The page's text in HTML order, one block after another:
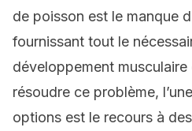
de poisson est le manque
fournissant tout le
développement musculaire
résoudre ce problème,
options est le recours à